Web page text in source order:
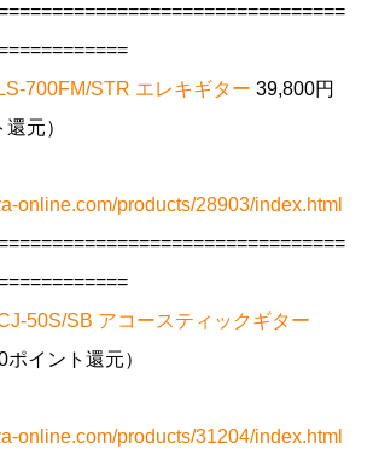
700FM/STR エレキギター 39,800円
元）
online.com/products/28903/index.html
50S/SB アコースティックギター
イント還元）
online.com/products/31204/index.html